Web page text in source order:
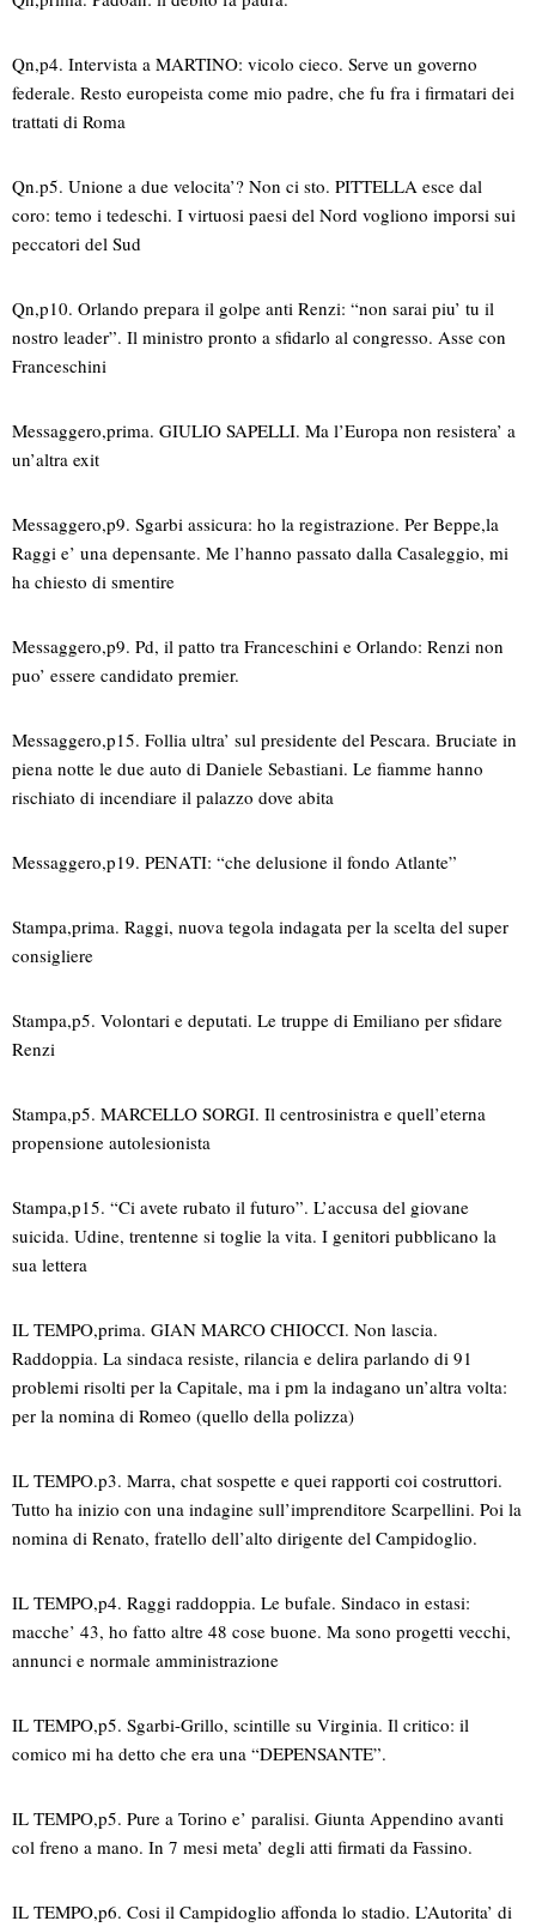
Qn,p4. Intervista a MARTINO: vicolo cieco. Serve un governo
federale. Resto europeista come mio padre, che fu fra i firmatari dei
trattati di Roma
Qn.p5. Unione a due velocita’? Non ci sto. PITTELLA esce dal
coro: temo i tedeschi. I virtuosi paesi del Nord vogliono imporsi sui
peccatori del Sud
Qn,p10. Orlando prepara il golpe anti Renzi: “non sarai piu’ tu il
nostro leader”. Il ministro pronto a sfidarlo al congresso. Asse con
Franceschini
Messaggero,prima. GIULIO SAPELLI. Ma l’Europa non resistera’ a
un’altra exit
Messaggero,p9. Sgarbi assicura: ho la registrazione. Per Beppe,la
Raggi e’ una depensante. Me l’hanno passato dalla Casaleggio, mi
ha chiesto di smentire
Messaggero,p9. Pd, il patto tra Franceschini e Orlando: Renzi non
puo’ essere candidato premier.
Messaggero,p15. Follia ultra’ sul presidente del Pescara. Bruciate in
piena notte le due auto di Daniele Sebastiani. Le fiamme hanno
rischiato di incendiare il palazzo dove abita
Messaggero,p19. PENATI: “che delusione il fondo Atlante”
Stampa,prima. Raggi, nuova tegola indagata per la scelta del super
consigliere
Stampa,p5. Volontari e deputati. Le truppe di Emiliano per sfidare
Renzi
Stampa,p5. MARCELLO SORGI. Il centrosinistra e quell’eterna
propensione autolesionista
Stampa,p15. “Ci avete rubato il futuro”. L’accusa del giovane
suicida. Udine, trentenne si toglie la vita. I genitori pubblicano la
sua lettera
IL TEMPO,prima. GIAN MARCO CHIOCCI. Non lascia.
Raddoppia. La sindaca resiste, rilancia e delira parlando di 91
problemi risolti per la Capitale, ma i pm la indagano un’altra volta:
per la nomina di Romeo (quello della polizza)
IL TEMPO.p3. Marra, chat sospette e quei rapporti coi costruttori.
Tutto ha inizio con una indagine sull’imprenditore Scarpellini. Poi la
nomina di Renato, fratello dell’alto dirigente del Campidoglio.
IL TEMPO,p4. Raggi raddoppia. Le bufale. Sindaco in estasi:
macche’ 43, ho fatto altre 48 cose buone. Ma sono progetti vecchi,
annunci e normale amministrazione
IL TEMPO,p5. Sgarbi-Grillo, scintille su Virginia. Il critico: il
comico mi ha detto che era una “DEPENSANTE”.
IL TEMPO,p5. Pure a Torino e’ paralisi. Giunta Appendino avanti
col freno a mano. In 7 mesi meta’ degli atti firmati da Fassino.
IL TEMPO,p6. Cosi il Campidoglio affonda lo stadio. L’Autorita’ di